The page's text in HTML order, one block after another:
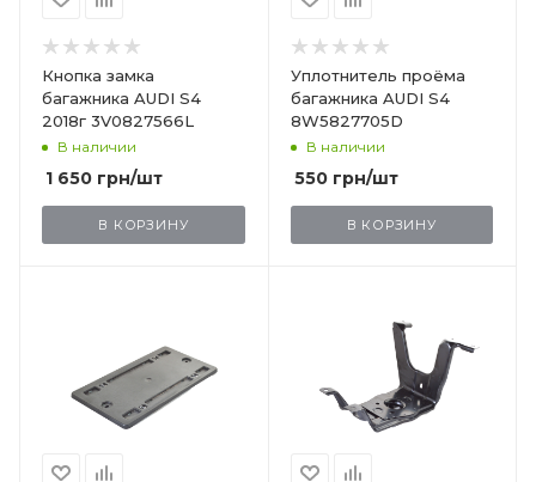
Кнопка замка
багажника AUDI S4
2018г 3V0827566L
В наличии
1 650 грн/шт
В КОРЗИНУ
Уплотнитель проёма
багажника AUDI S4
8W5827705D
В наличии
550грн/шт
В КОРЗИНУ